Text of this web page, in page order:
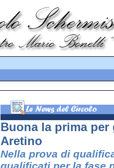
Buona la prima
Aretino
Nella prova di